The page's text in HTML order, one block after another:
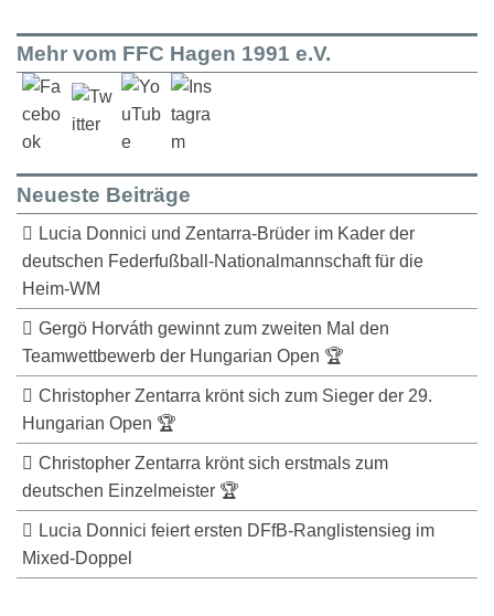
Mehr vom FFC Hagen 1991 e.V.
Neueste Beiträge
Lucia Donnici und Zentarra-Brüder im Kader der
deutschen Federfußball-Nationalmannschaft für die
Heim-WM
Gergö Horváth gewinnt zum zweiten Mal den
Teamwettbewerb der Hungarian Open 🏆
Christopher Zentarra krönt sich zum Sieger der 29.
Hungarian Open 🏆
Christopher Zentarra krönt sich erstmals zum
deutschen Einzelmeister 🏆
Lucia Donnici feiert ersten DFfB-Ranglistensieg im
Mixed-Doppel